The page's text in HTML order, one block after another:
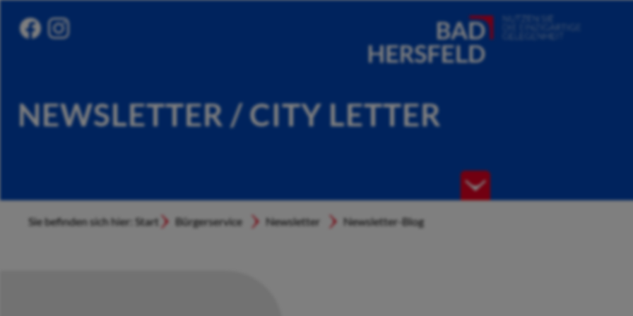
NEWSLETTER / CITY LETTER
Sie befinden sich hier: Start Bürgerservice Newsletter Newsletter-Blog